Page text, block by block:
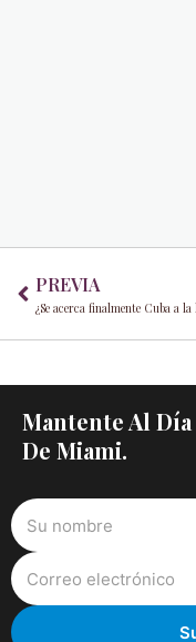
PREVIA
Mantente Al
De Miami.